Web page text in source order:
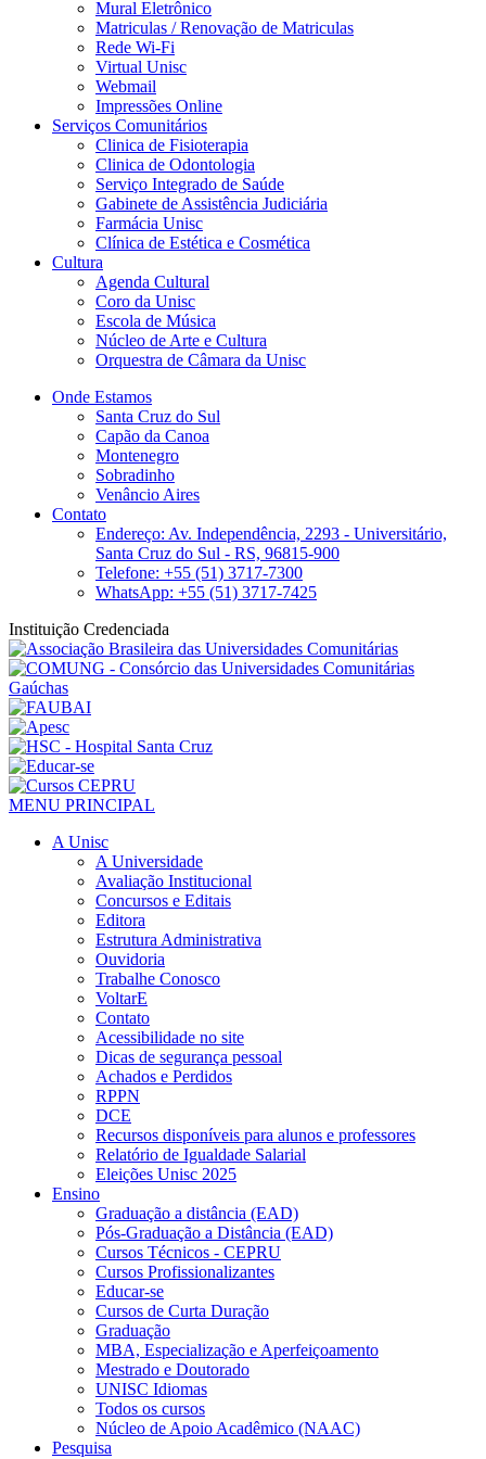
Mural Eletrônico
Matriculas / Renovação de Matriculas
Rede Wi-Fi
Virtual Unisc
Webmail
Impressões Online
Serviços Comunitários
Clinica de Fisioterapia
Clinica de Odontologia
Serviço Integrado de Saúde
Gabinete de Assistência Judiciária
Farmácia Unisc
Clínica de Estética e Cosmética
Cultura
Agenda Cultural
Coro da Unisc
Escola de Música
Núcleo de Arte e Cultura
Orquestra de Câmara da Unisc
Onde Estamos
Santa Cruz do Sul
Capão da Canoa
Montenegro
Sobradinho
Venâncio Aires
Contato
Endereço: Av. Independência, 2293 - Universitário,
Santa Cruz do Sul - RS, 96815-900
Telefone: +55 (51) 3717-7300
WhatsApp: +55 (51) 3717-7425
Instituição Credenciada
MENU PRINCIPAL
A Unisc
A Universidade
Avaliação Institucional
Concursos e Editais
Editora
Estrutura Administrativa
Ouvidoria
Trabalhe Conosco
VoltarE
Contato
Acessibilidade no site
Dicas de segurança pessoal
Achados e Perdidos
RPPN
DCE
Recursos disponíveis para alunos e professores
Relatório de Igualdade Salarial
Eleições Unisc 2025
Ensino
Graduação a distância (EAD)
Pós-Graduação a Distância (EAD)
Cursos Técnicos - CEPRU
Cursos Profissionalizantes
Educar-se
Cursos de Curta Duração
Graduação
MBA, Especialização e Aperfeiçoamento
Mestrado e Doutorado
UNISC Idiomas
Todos os cursos
Núcleo de Apoio Acadêmico (NAAC)
Pesquisa